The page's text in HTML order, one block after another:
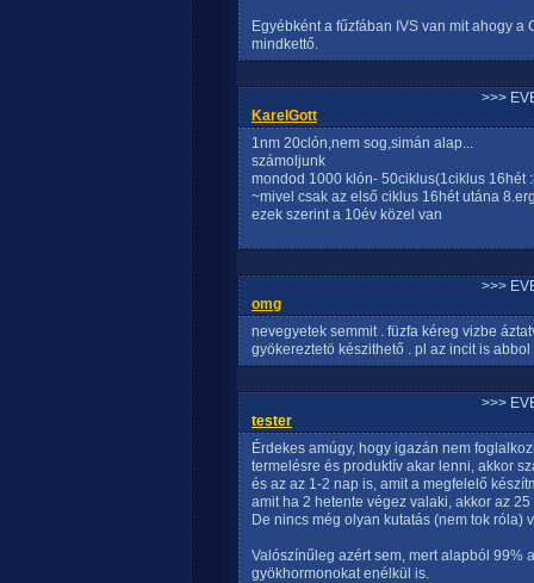
Egyébként a fűzfában IVS van mit ahogy
mindkettő.
>>>
KarelGott
1nm 20clón,nem sog,simán alap...
számoljunk
mondod 1000 klón- 50ciklus(1ciklus 16hét
~mivel csak az első ciklus 16hét utána
ezek szerint a 10év közel van
>>>
omg
nevegyetek semmit . füzfa kéreg vizbe
gyökereztetö készithető . pl az incit is
>>>
tester
Érdekes amúgy, hogy igazán nem
termelésre és produktív akar lenni, akkor
és az az 1-2 nap is, amit a megfelelő
amit ha 2 hetente végez valaki, akkor az
De nincs még olyan kutatás (nem tok róla)
Valószínűleg azért sem, mert alapból 99%
gyökhormonokat enélkül is.